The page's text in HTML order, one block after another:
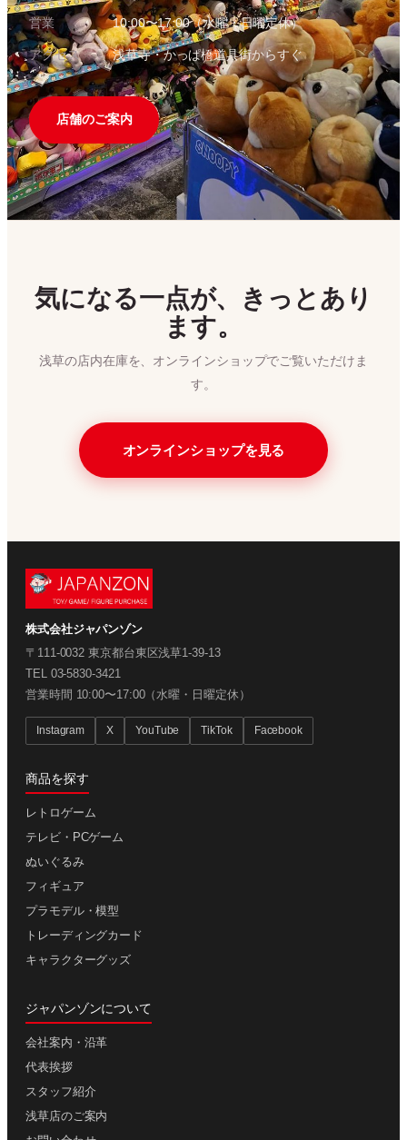
営業 10:00〜17:00（水曜・日曜定休）
アクセス 浅草寺・かっぱ橋道具街からすぐ
店舗のご案内
気になる一点が、きっとあり
ます。
浅草の店内在庫を、オンラインショップでご覧いただけま
す。
オンラインショップを見る
株式会社ジャパンゾン
〒 111-0032 東京都台東区浅草1-39-13
TEL 03-5830-3421
営業時間 10:00〜17:00（水曜・日曜定休）
Instagram X YouTube TikTok Facebook
商品を探す
レトロゲーム
テレビ・PCゲーム
ぬいぐるみ
フィギュア
プラモデル・模型
トレーディングカード
キャラクターグッズ
ジャパンゾンについて
会社案内・沿革
代表挨拶
スタッフ紹介
浅草店のご案内